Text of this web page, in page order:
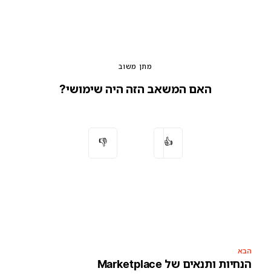
מתן משוב
האם המשאב הזה היה שימושי?
👍
👎
הבא
הנחיות ותנאים של Marketplace